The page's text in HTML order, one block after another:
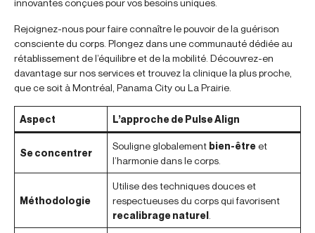
Rejoignez-nous pour faire connaître le pouvoir de la guérison
consciente du corps. Plongez dans une communauté dédiée au
rétablissement de l’équilibre et de la mobilité. Découvrez-en
davantage sur nos services et trouvez la clinique la plus proche,
que ce soit à Montréal, Panama City ou La Prairie.
Aspect L’approche de Pulse Align
Se concentrer
Souligne globalement bien-êtreet
l’harmonie dans le corps.
Méthodologie
Utilise des techniques douces et
respectueuses du corps qui favorisent
recalibrage naturel